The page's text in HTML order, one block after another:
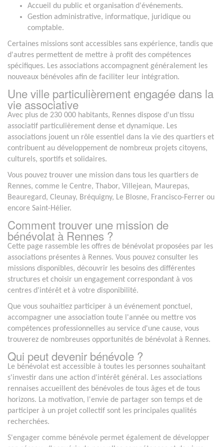
Accueil du public et organisation d'événements.
Gestion administrative, informatique, juridique ou
comptable.
Certaines missions sont accessibles sans expérience, tandis que
d'autres permettent de mettre à profit des compétences
spécifiques. Les associations accompagnent généralement les
nouveaux bénévoles afin de faciliter leur intégration.
Une ville particulièrement engagée dans la
vie associative
Avec plus de 230 000 habitants, Rennes dispose d'un tissu
associatif particulièrement dense et dynamique. Les
associations jouent un rôle essentiel dans la vie des quartiers et
contribuent au développement de nombreux projets citoyens,
culturels, sportifs et solidaires.
Vous pouvez trouver une mission dans tous les quartiers de
Rennes, comme le Centre, Thabor, Villejean, Maurepas,
Beauregard, Cleunay, Bréquigny, Le Blosne, Francisco-Ferrer ou
encore Saint-Hélier.
Comment trouver une mission de
bénévolat à Rennes ?
Cette page rassemble les offres de bénévolat proposées par les
associations présentes à Rennes. Vous pouvez consulter les
missions disponibles, découvrir les besoins des différentes
structures et choisir un engagement correspondant à vos
centres d'intérêt et à votre disponibilité.
Que vous souhaitiez participer à un événement ponctuel,
accompagner une association toute l'année ou mettre vos
compétences professionnelles au service d'une cause, vous
trouverez de nombreuses opportunités de bénévolat à Rennes.
Qui peut devenir bénévole ?
Le bénévolat est accessible à toutes les personnes souhaitant
s'investir dans une action d'intérêt général. Les associations
rennaises accueillent des bénévoles de tous âges et de tous
horizons. La motivation, l'envie de partager son temps et de
participer à un projet collectif sont les principales qualités
recherchées.
S'engager comme bénévole permet également de développer